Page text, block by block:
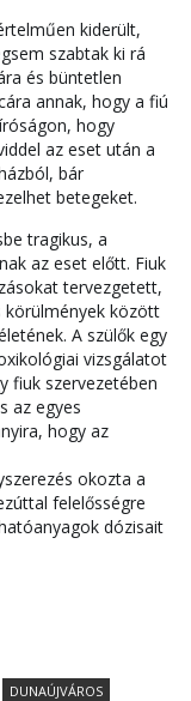
kiderült,
szabtak ki rá
és büntetlen
annak, hogy a fiú
hogy
az eset után a
bár
betegeket.
tragikus, a
az eset előtt. Fiuk
tervezgetett,
között
A szülők egy
vizsgálatot
fiuk szervezetében
az egyes
hogy az
okozta a
felelősségre
dózisait
DUNAÚJVÁROS